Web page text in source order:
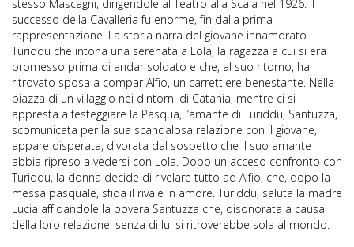
stesso Mascagni, dirigendole al Teatro alla Scala nel 1926. Il
successo della Cavalleria fu enorme, fin dalla prima
rappresentazione. La storia narra del giovane innamorato
Turiddu che intona una serenata a Lola, la ragazza a cui si era
promesso prima di andar soldato e che, al suo ritorno, ha
ritrovato sposa a compar Alfio, un carrettiere benestante. Nella
piazza di un villaggio nei dintorni di Catania, mentre ci si
appresta a festeggiare la Pasqua, l’amante di Turiddu, Santuzza,
scomunicata per la sua scandalosa relazione con il giovane,
appare disperata, divorata dal sospetto che il suo amante
abbia ripreso a vedersi con Lola. Dopo un acceso confronto con
Turiddu, la donna decide di rivelare tutto ad Alfio, che, dopo la
messa pasquale, sfida il rivale in amore. Turiddu, saluta la madre
Lucia affidandole la povera Santuzza che, disonorata a causa
della loro relazione, senza di lui si ritroverebbe sola al mondo.